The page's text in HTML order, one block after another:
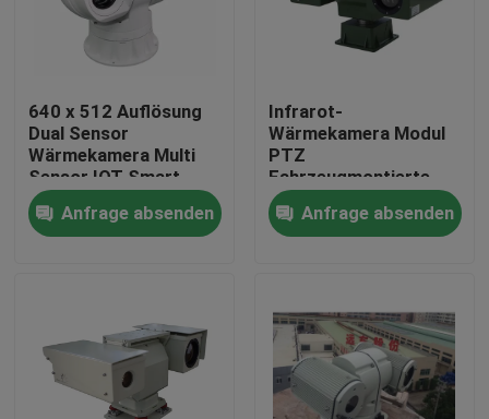
Produkte
Über uns
640 x 512 Auflösung
Dual Sensor
Wärmekamera Multi
Sensor IOT Smart
Camera
Anfrage absenden
Infrarot-
Wärmekamera Modul
PTZ
Fahrzeugmontierte
Videokamera
Anfrage absenden